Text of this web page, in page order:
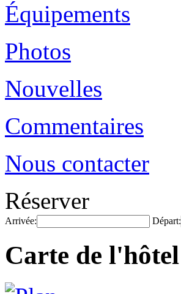
Équipements
Photos
Nouvelles
Commentaires
Nous contacter
Réserver
Arrivée: Départ:
Carte de l'hôtel